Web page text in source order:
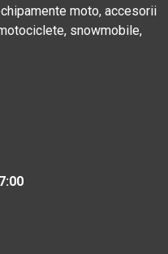
moto, accesorii
snowmobile,